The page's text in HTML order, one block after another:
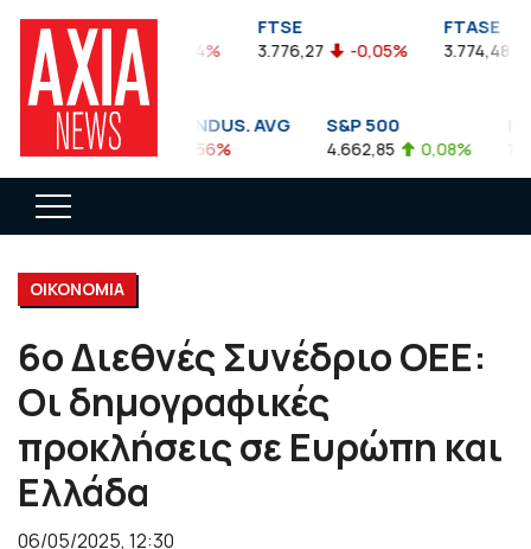
FTSEA
899,47 -0,04%
FTSE
3.776,27 -0,05%
FTASE
3.774,48
DOW JONES INDUS. AVG
35.911,81 -0,56%
S&P 500
4.662,85 0,08%
ΟΙΚΟΝΟΜΙΑ
6o Διεθνές Συνέδριο ΟΕΕ:
Οι δημογραφικές
προκλήσεις σε Ευρώπη και
Ελλάδα
06/05/2025, 12:30